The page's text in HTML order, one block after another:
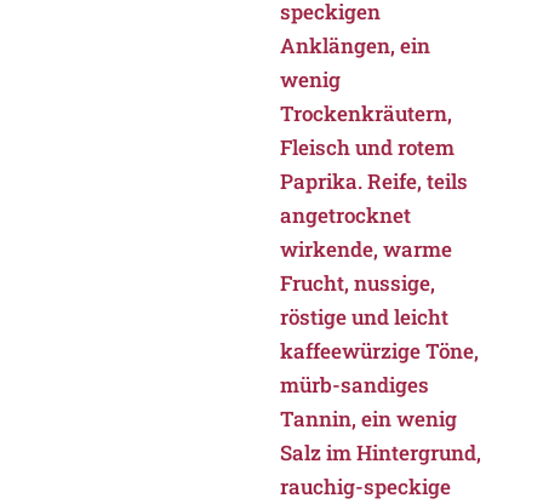
speckigen
Anklängen, ein
wenig
Trockenkräutern,
Fleisch und rotem
Paprika. Reife, teils
angetrocknet
wirkende, warme
Frucht, nussige,
röstige und leicht
kaffeewürzige Töne,
mürb-sandiges
Tannin, ein wenig
Salz im Hintergrund,
rauchig-speckige